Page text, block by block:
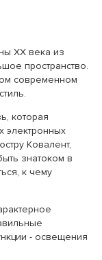
ХХ века из
пространство.
современном
которая
электронных
Ковалент,
знатоком в
к чему
- освещения